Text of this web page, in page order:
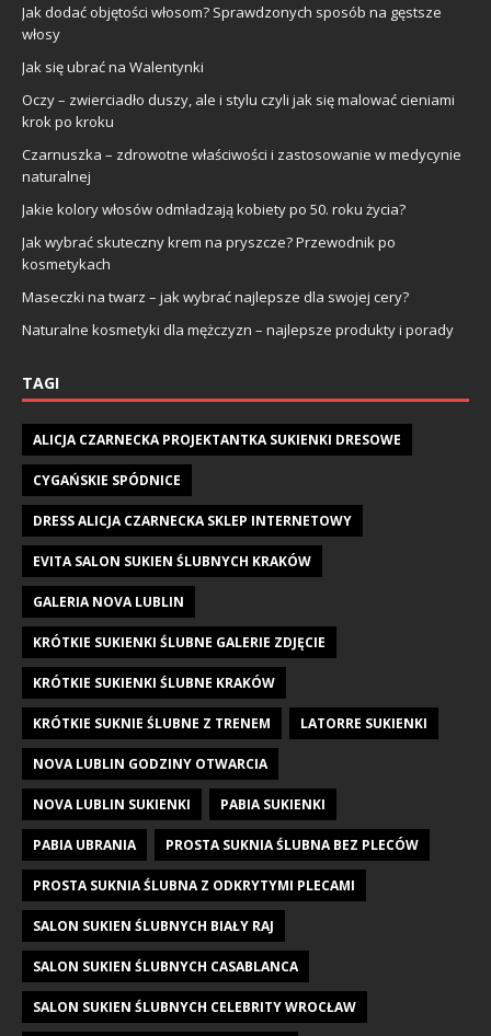
Jak dodać objętości włosom? Sprawdzonych sposób na gęstsze
włosy
Jak się ubrać na Walentynki
Oczy – zwierciadło duszy, ale i stylu czyli jak się malować cieniami
krok po kroku
Czarnuszka – zdrowotne właściwości i zastosowanie w medycynie
naturalnej
Jakie kolory włosów odmładzają kobiety po 50. roku życia?
Jak wybrać skuteczny krem na pryszcze? Przewodnik po
kosmetykach
Maseczki na twarz – jak wybrać najlepsze dla swojej cery?
Naturalne kosmetyki dla mężczyzn – najlepsze produkty i porady
TAGI
ALICJA CZARNECKA PROJEKTANTKA SUKIENKI DRESOWE
CYGAŃSKIE SPÓDNICE
DRESS ALICJA CZARNECKA SKLEP INTERNETOWY
EVITA SALON SUKIEN ŚLUBNYCH KRAKÓW
GALERIA NOVA LUBLIN
KRÓTKIE SUKIENKI ŚLUBNE GALERIE ZDJĘCIE
KRÓTKIE SUKIENKI ŚLUBNE KRAKÓW
KRÓTKIE SUKNIE ŚLUBNE Z TRENEM LATORRE SUKIENKI
NOVA LUBLIN GODZINY OTWARCIA
NOVA LUBLIN SUKIENKI PABIA SUKIENKI
PABIA UBRANIA PROSTA SUKNIA ŚLUBNA BEZ PLECÓW
PROSTA SUKNIA ŚLUBNA Z ODKRYTYMI PLECAMI
SALON SUKIEN ŚLUBNYCH BIAŁY RAJ
SALON SUKIEN ŚLUBNYCH CASABLANCA
SALON SUKIEN ŚLUBNYCH CELEBRITY WROCŁAW